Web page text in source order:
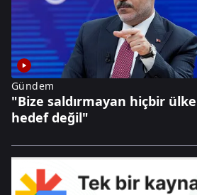
Gündem
"Bize saldırmayan hiçbir ülke
hedef değil"